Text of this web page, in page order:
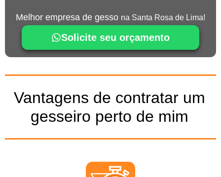
Melhor empresa de gesso na Santa Rosa de Lima!
Solicite seu orçamento
Vantagens de contratar um
gesseiro perto de mim